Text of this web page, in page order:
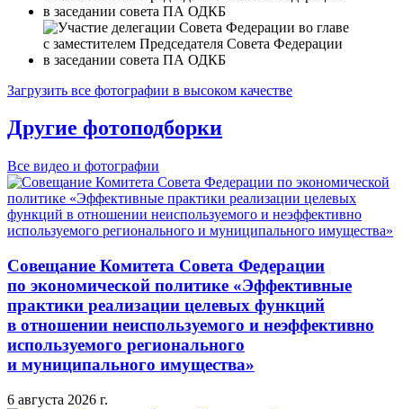
Загрузить все фотографии в высоком качестве
Другие фотоподборки
Все видео и фотографии
Совещание Комитета Совета Федерации
по экономической политике «Эффективные
практики реализации целевых функций
в отношении неиспользуемого и неэффективно
используемого регионального
и муниципального имущества»
6 августа 2026 г.